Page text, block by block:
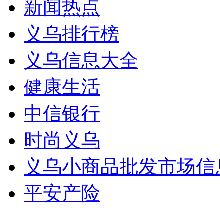
新闻热点
义乌排行榜
义乌信息大全
健康生活
中信银行
时尚义乌
义乌小商品批发市场
平安产险